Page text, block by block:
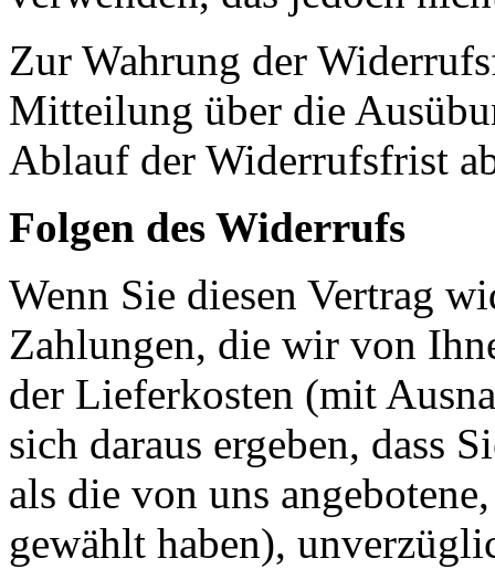
Zur Wahrung der
Mitteilung über die
Ablauf der Widerrufsfrist
Folgen des Widerrufs
Wenn Sie diesen Vertrag
Zahlungen, die wir von
der Lieferkosten (mit
sich daraus ergeben, dass
als die von uns
gewählt haben),